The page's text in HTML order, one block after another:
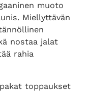
muoto
Miellyttävän
nostaa jalat
rahia
toppaukset